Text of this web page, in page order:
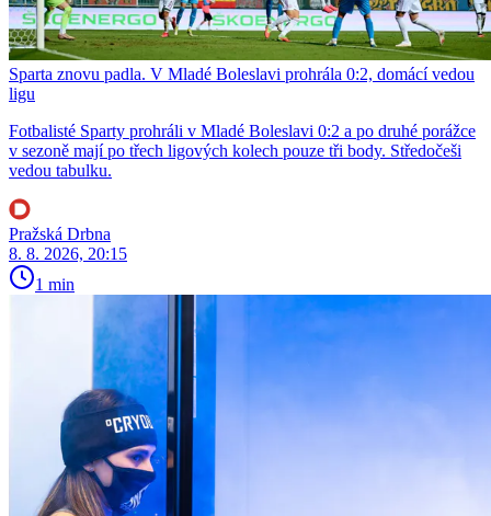
Sparta znovu padla. V Mladé Boleslavi prohrála 0:2, domácí vedou
ligu
Fotbalisté Sparty prohráli v Mladé Boleslavi 0:2 a po druhé porážce
v sezoně mají po třech ligových kolech pouze tři body. Středočeši
vedou tabulku.
Pražská Drbna
8. 8. 2026, 20:15
1 min